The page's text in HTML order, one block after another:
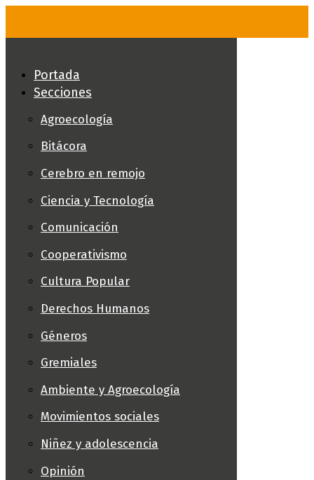
Portada
Secciones
Agroecología
Bitácora
Cerebro en remojo
Ciencia y Tecnología
Comunicación
Cooperativismo
Cultura Popular
Derechos Humanos
Géneros
Gremiales
Ambiente y Agroecología
Movimientos sociales
Niñez y adolescencia
Opinión